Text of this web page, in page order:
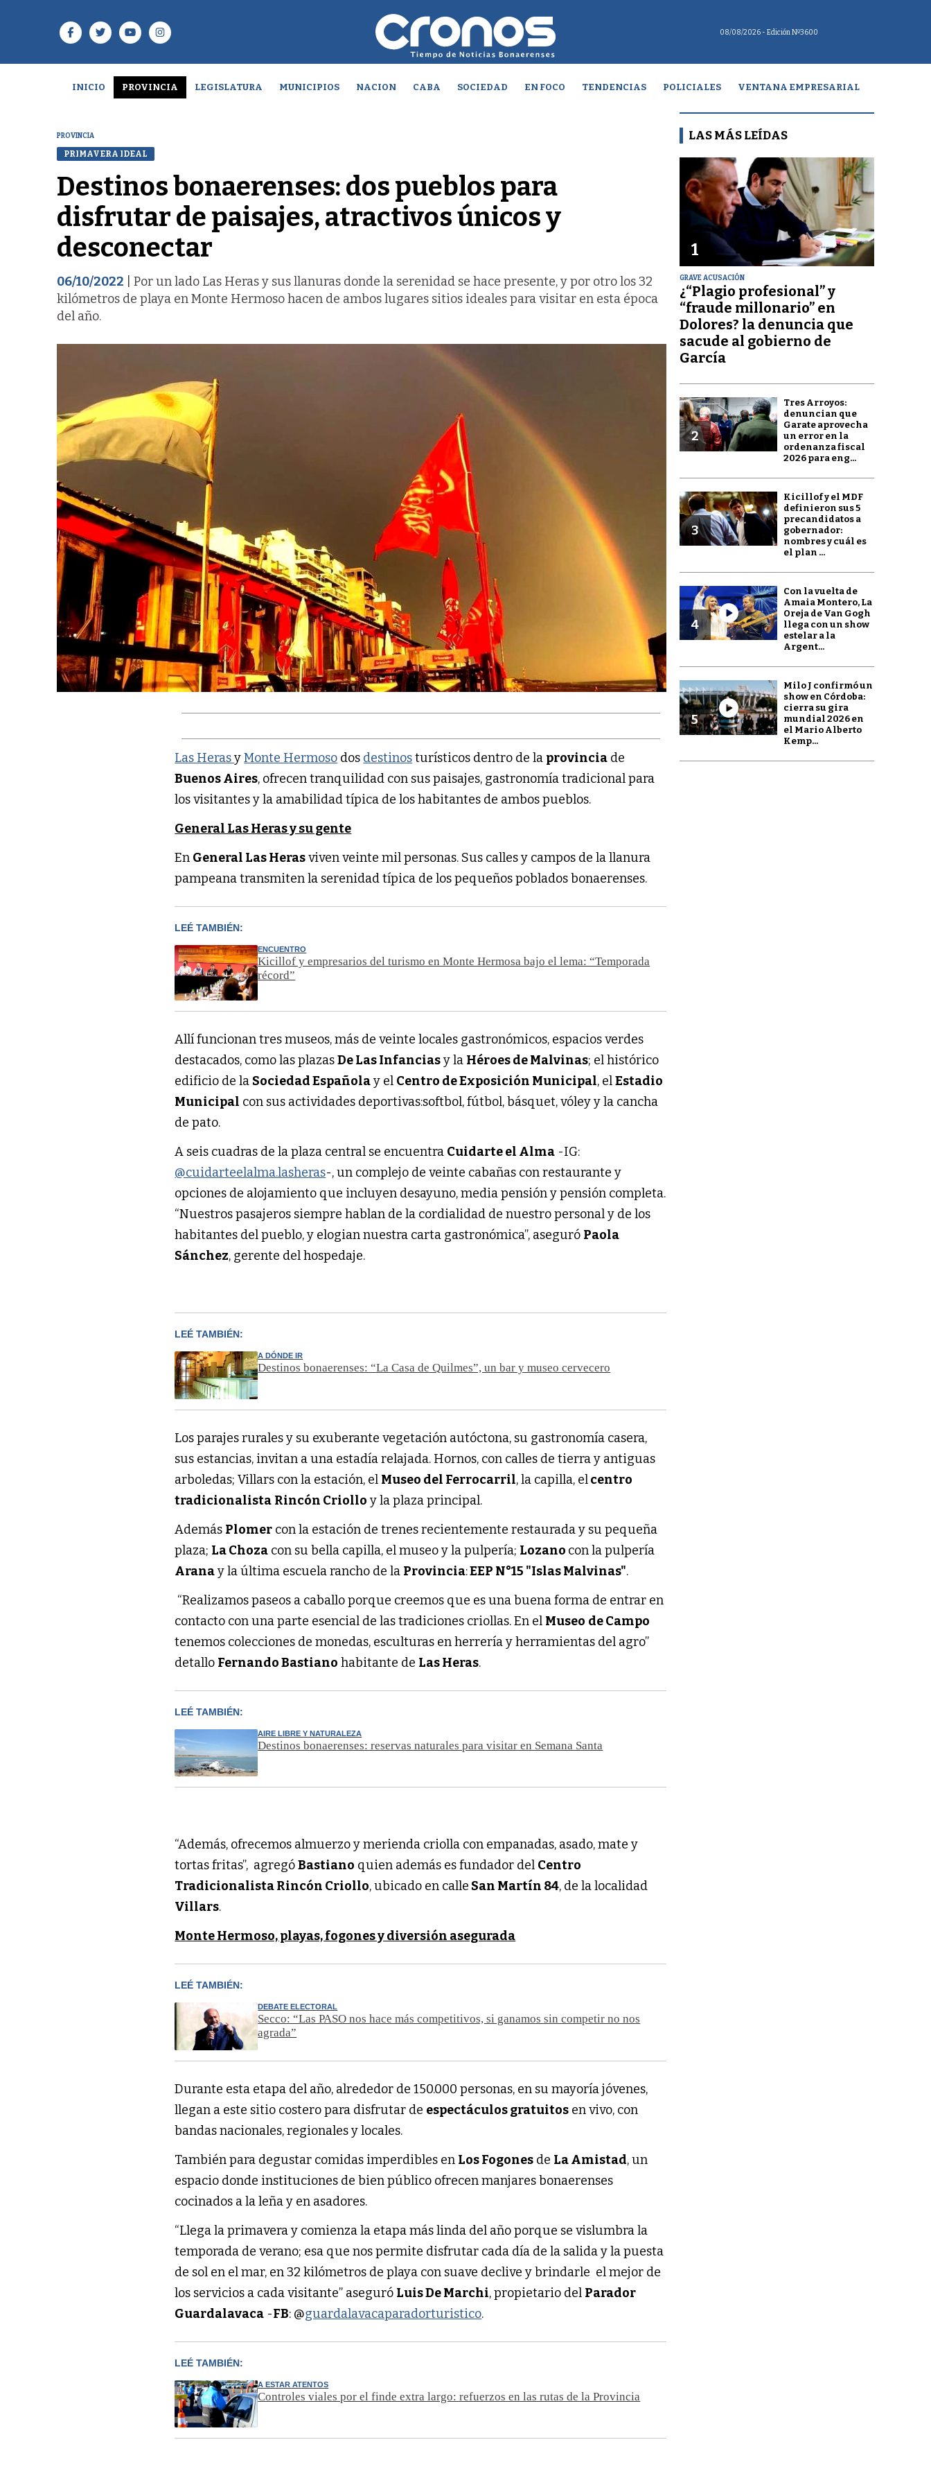
08/08/2026 - Edición Nº3600
INICIO PROVINCIA LEGISLATURA MUNICIPIOS NACION CABA SOCIEDAD EN FOCO TENDENCIAS POLICIALES VENTANA EMPRESARIAL
PROVINCIA
PRIMAVERA IDEAL
Destinos bonaerenses: dos pueblos para
disfrutar de paisajes, atractivos únicos y
desconectar
06/10/2022 | Por un lado Las Heras y sus llanuras donde la serenidad se hace presente, y por otro los 32
kilómetros de playa en Monte Hermoso hacen de ambos lugares sitios ideales para visitar en esta época
del año.
Las HerasyMonte Hermoso dos destinosturísticos dentro de la provincia de
Buenos Aires, ofrecen tranquilidad con sus paisajes, gastronomía tradicional para
los visitantes y la amabilidad típica de los habitantes de ambos pueblos.
General Las Heras y su gente
En General Las Herasviven veinte mil personas. Sus calles y campos de la llanura
pampeana transmiten la serenidad típica de los pequeños poblados bonaerenses.
LEÉ TAMBIÉN:
ENCUENTRO
Kicillof y empresarios del turismo en Monte Hermosa bajo el lema: “Temporada
récord”
Allí funcionan tres museos, más de veinte locales gastronómicos, espacios verdes
destacados, como las plazasDe Las Infanciasy la Héroes de Malvinas; el histórico
edificio de la Sociedad Españolay el Centro de Exposición Municipal, elEstadio
Municipal con sus actividades deportivas:softbol, fútbol, básquet, vóley y la cancha
de pato.
A seis cuadras de la plaza central se encuentra Cuidarte el Alma -IG:
@cuidarteelalma.lasheras-, un complejo de veinte cabañas con restaurante y
opciones de alojamiento que incluyen desayuno, media pensión y pensión completa.
“Nuestros pasajeros siempre hablan de la cordialidad de nuestro personal y de los
habitantes del pueblo, y elogian nuestra carta gastronómica”, aseguró Paola
Sánchez, gerente del hospedaje.
LEÉ TAMBIÉN:
A DÓNDE IR
Destinos bonaerenses: “La Casa de Quilmes”, un bar y museo cervecero
Los parajes rurales y su exuberante vegetación autóctona, su gastronomía casera,
sus estancias, invitan a una estadía relajada. Hornos, con calles de tierra y antiguas
arboledas; Villars con la estación, el Museo del Ferrocarril, la capilla, elcentro
tradicionalista Rincón Criollo y la plaza principal.
Además Plomer con la estación de trenes recientemente restaurada y su pequeña
plaza; La Choza con su bella capilla, el museo y la pulpería; Lozano con la pulpería
Aranay la última escuela rancho de la Provincia:EEP N°15 "Islas Malvinas".
“Realizamos paseos a caballo porque creemos que es una buena forma de entrar en
contacto con una parte esencial de las tradiciones criollas. En el Museo de Campo
tenemos colecciones de monedas, esculturas en herrería y herramientas del agro”
detallo Fernando Bastiano habitante de Las Heras.
LEÉ TAMBIÉN:
AIRE LIBRE Y NATURALEZA
Destinos bonaerenses: reservas naturales para visitar en Semana Santa
“Además, ofrecemos almuerzo y merienda criolla con empanadas, asado, mate y
tortas fritas”, agregóBastiano quien además es fundador del Centro
Tradicionalista Rincón Criollo, ubicado en calle San Martín 84, de la localidad
Villars.
Monte Hermoso, playas, fogones y diversión asegurada
LEÉ TAMBIÉN:
DEBATE ELECTORAL
Secco: “Las PASO nos hace más competitivos, si ganamos sin competir no nos
agrada”
Durante esta etapa del año, alrededor de 150.000 personas, en su mayoría jóvenes,
llegan a este sitio costero para disfrutar de espectáculos gratuitos en vivo, con
bandas nacionales, regionales y locales.
También para degustar comidas imperdibles en Los Fogones de La Amistad, un
espacio donde instituciones de bien público ofrecen manjares bonaerenses
cocinados a la leña y en asadores.
“Llega la primavera y comienza la etapa más linda del año porque se vislumbra la
temporada de verano; esa que nos permite disfrutar cada día de la salida y la puesta
de sol en el mar, en 32 kilómetros de playa con suave declive y brindarle el mejor de
los servicios a cada visitante” aseguró Luis De Marchi, propietario del Parador
Guardalavaca -FB: @guardalavacaparadorturistico.
LEÉ TAMBIÉN:
A ESTAR ATENTOS
Controles viales por el finde extra largo: refuerzos en las rutas de la Provincia
LAS MÁS LEÍDAS
1
GRAVE ACUSACIÓN
¿“Plagio profesional” y
“fraude millonario” en
Dolores? la denuncia que
sacude al gobierno de
García
2
Tres Arroyos:
denuncian que
Garate aprovecha
un error en la
ordenanza fiscal
2026 para eng...
3
Kicillof y el MDF
definieron sus 5
precandidatos a
gobernador:
nombres y cuál es
el plan ...
4
Con la vuelta de
Amaia Montero, La
Oreja de Van Gogh
llega con un show
estelar a la
Argent...
5
Milo J confirmó un
show en Córdoba:
cierra su gira
mundial 2026 en
el Mario Alberto
Kemp...